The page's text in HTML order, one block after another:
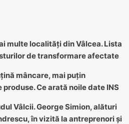
multe localități din Vâlcea. Lista
de transformare afectate
mâncare, mai puțin
Ce arată noile date INS
Vâlcii. George Simion, alături
în vizită la antreprenori și